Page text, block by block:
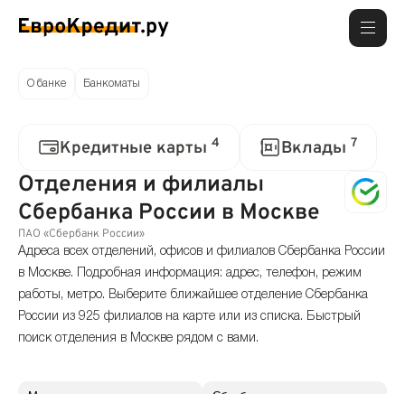
О банке Банкоматы
Кредитные карты 4 Вклады 7
Отделения и филиалы
Сбербанка России в Москве
ПАО «Сбербанк России»
Адреса всех отделений, офисов и филиалов Сбербанка России
в Москве. Подробная информация: адрес, телефон, режим
работы, метро. Выберите ближайшее отделение Сбербанка
России из 925 филиалов на карте или из списка. Быстрый
поиск отделения в Москве рядом с вами.